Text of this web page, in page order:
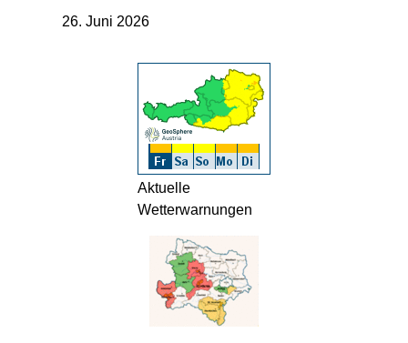
26. Juni 2026
Aktuelle
Wetterwarnungen